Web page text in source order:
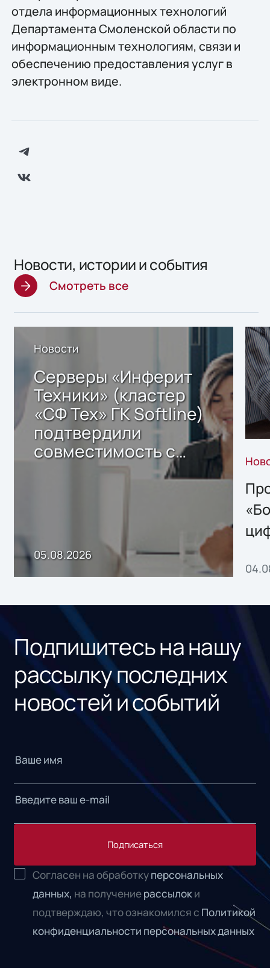
отдела информационных технологий
Департамента Смоленской области по
информационным технологиям, связи и
обеспечению предоставления услуг в
электронном виде.
Новости, истории и события
Смотреть все
Новости
Серверы «Инферит
Техники» (кластер
«СФ Тех» ГК Softline)
подтвердили
совместимость с
решением Sharx
05.08.2026
Подпишитесь на нашу
рассылку последних
новостей и событий
Подписаться
Согласен на обработкуперсональных
данных, на получениерассылок и
подтверждаю, что ознакомился с Политикой
конфиденциальности персональных данных